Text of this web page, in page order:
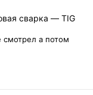
сварка — TIG
смотрел а потом